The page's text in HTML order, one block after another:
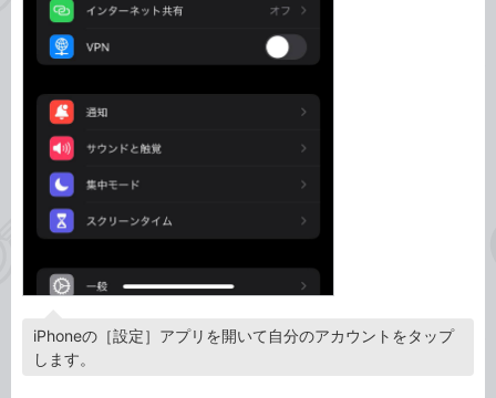
iPhoneの［設定］アプリを開いて自分のアカウントをタップ
します。